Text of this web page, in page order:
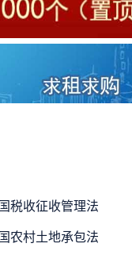
税收征收管理法
农村土地承包法